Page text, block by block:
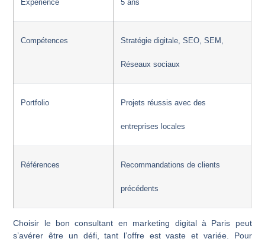
Expérience 5 ans
Compétences Stratégie digitale, SEO, SEM,
Réseaux sociaux
Portfolio Projets réussis avec des
entreprises locales
Références Recommandations de clients
précédents
Choisir le bon consultant en marketing digital à Paris peut
s’avérer être un défi, tant l’offre est vaste et variée. Pour